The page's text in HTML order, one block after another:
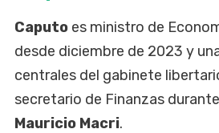
Caputo es ministro de
desde diciembre de 2023 y
centrales del gabinete
secretario de Finanzas
Mauricio Macri.